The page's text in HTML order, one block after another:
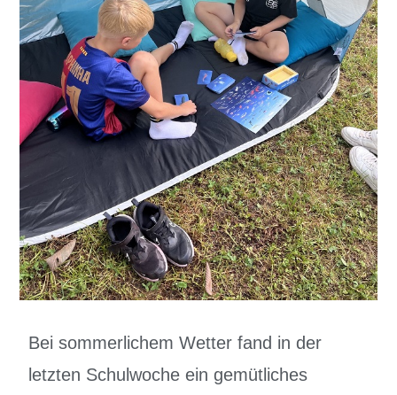
Bei sommerlichem Wetter fand in der
letzten Schulwoche ein gemütliches